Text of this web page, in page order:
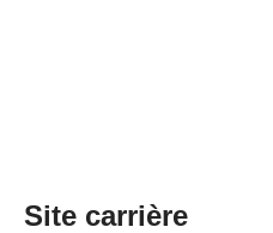
Site carrière